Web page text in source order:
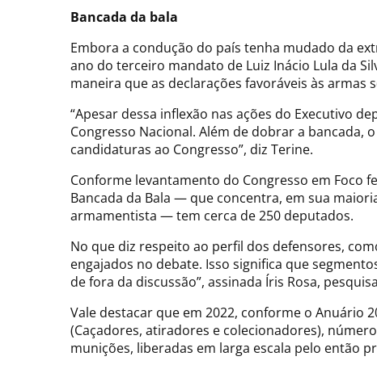
Bancada da bala
Embora a condução do país tenha mudado da
ano do terceiro mandato de Luiz Inácio Lula da
maneira que as declarações favoráveis às
“Apesar dessa inflexão nas ações do Executivo
Congresso Nacional. Além de dobrar a
candidaturas ao Congresso”, diz Terine.
Conforme levantamento do Congresso em Foco
Bancada da Bala — que concentra, em sua
armamentista — tem cerca de 250 deputados.
No que diz respeito ao perfil dos defensores,
engajados no debate. Isso significa que
de fora da discussão”, assinada Íris Rosa,
Vale destacar que em 2022, conforme o Anuário
(Caçadores, atiradores e colecionadores),
munições, liberadas em larga escala pelo então